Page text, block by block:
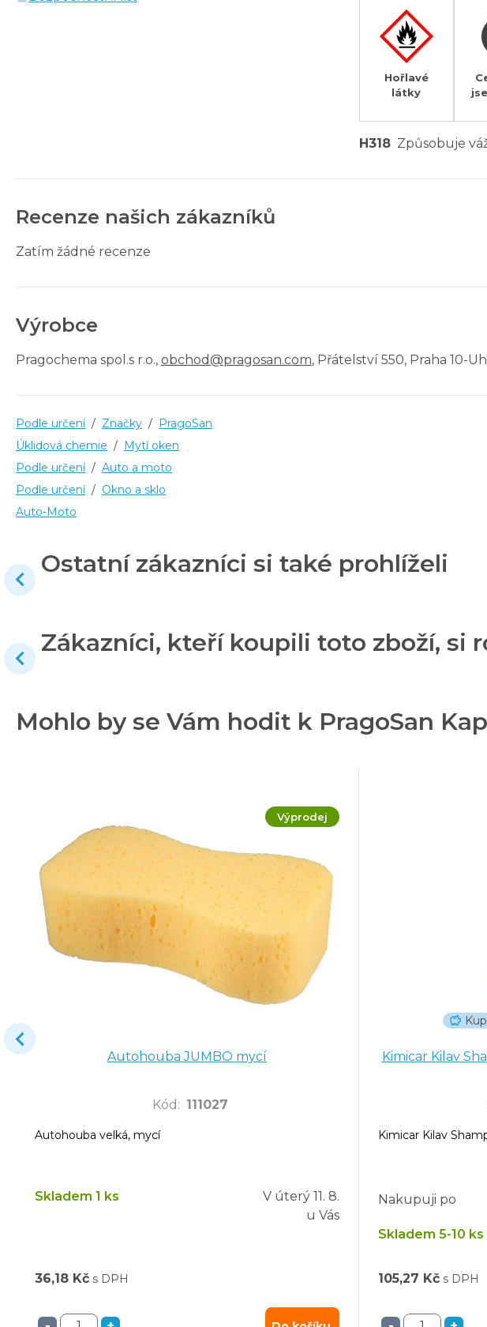
Hořlavé
látky
H318 Způsobuje
Recenze našich zákazníků
Zatím žádné recenze
Výrobce
Pragochema spol.s r.o., obchod@pragosan.com, Přátelství 550, Praha 10-
Podle určení / Značky / PragoSan
Úklidová chemie / Mytí oken
Podle určení / Auto a moto
Podle určení / Okno a sklo
Auto-Moto
Ostatní zákazníci si také prohlíželi
Zákazníci, kteří koupili toto zboží, si
Mohlo by se Vám hodit k PragoSan
Výprodej
Autohouba JUMBO mycí
Kód : 111027
Autohouba velká, mycí
Skladem 1 ks V úterý 11. 8.
u Vás
36,18 Kč s DPH
Kimicar Kilav
Kimicar Kilav
Nakupuji po
Skladem 5-10 ks
105,27 Kč s DPH